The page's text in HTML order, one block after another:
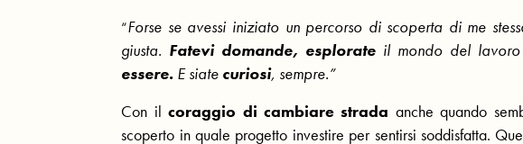
“Forse se avessi iniziato un percorso di scoperta di me
giusta. Fatevi domande, esplorate il mondo del lavoro
essere. E siate curiosi, sempre.”
Con ilcoraggio di cambiare strada anche quando
scoperto in quale progetto investire per sentirsi soddisfatta.